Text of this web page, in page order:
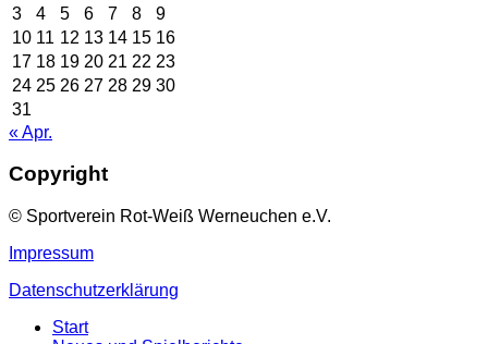
3
4 5 6 7 8
9
10 11 12 13 14 15 16
17 18 19 20 21 22 23
24 25 26 27 28 29 30
31
« Apr.
Copyright
© Sportverein Rot-Weiß Werneuchen e.V.
Impressum
Datenschutzerklärung
Start